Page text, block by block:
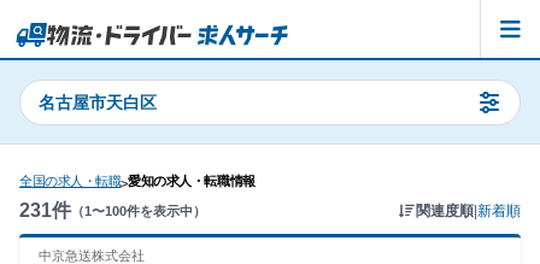
名古屋市天白区
全国の求人・転職>愛知の求人・転職情報
231件 （1〜100件を表示中） 関連度順 新着順
中京急送株式会社